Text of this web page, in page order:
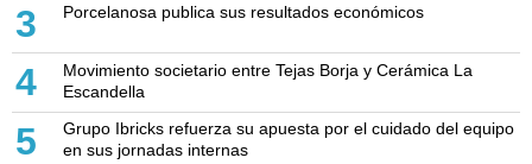
3 Porcelanosa publica sus resultados económicos
4
Movimiento societario entre Tejas Borja y Cerámica La
Escandella
5
Grupo Ibricks refuerza su apuesta por el cuidado del equipo
en sus jornadas internas